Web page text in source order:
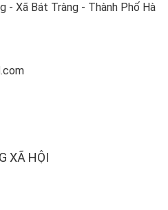
- Xã Bát Tràng - Thành Phố Hà
XÃ HỘI